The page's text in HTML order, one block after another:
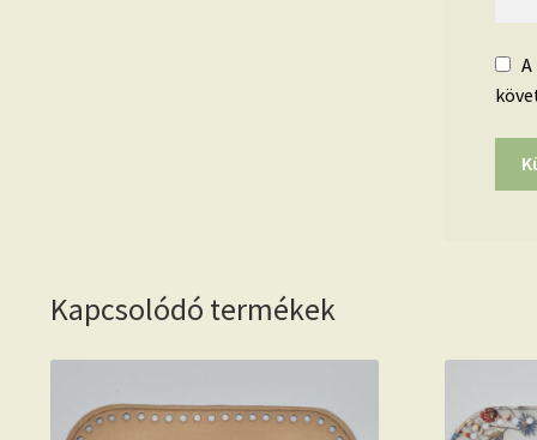
Kapcsolódó termékek